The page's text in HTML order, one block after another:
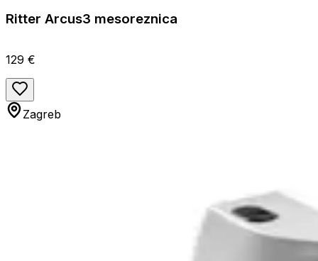
Ritter Arcus3 mesoreznica
129 €
Zagreb